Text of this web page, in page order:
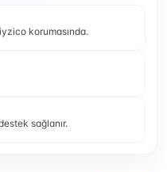
korumasında.
sağlanır.